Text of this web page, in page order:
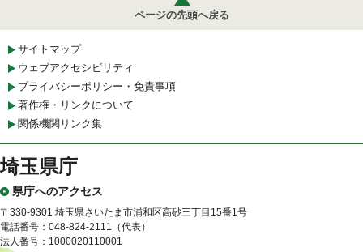
ページの先頭へ戻る
サイトマップ
ウェブアクセシビリティ
プライバシーポリシー・免責事項
著作権・リンクについて
関係機関リンク集
埼玉県庁
県庁へのアクセス
〒330-9301 埼玉県さいたま市浦和区高砂三丁目15番1号
電話番号：048-824-2111（代表）
法人番号：1000020110001